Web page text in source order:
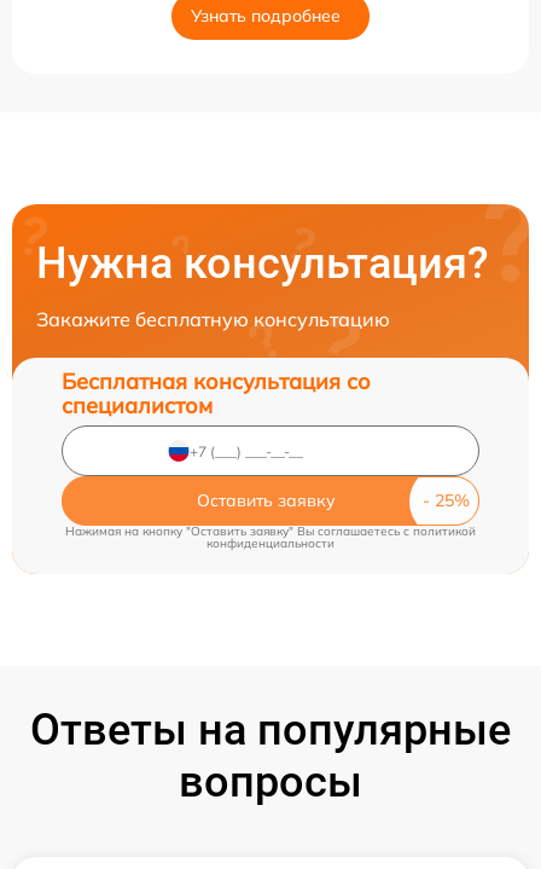
Узнать подробнее
Нужна консультация?
Закажите бесплатную консультацию
Бесплатная консультация со
специалистом
Оставить заявку
Нажимая на кнопку "Оставить заявку" Вы соглашаетесь cполитикой
конфиденциальности
Ответы на популярные
вопросы